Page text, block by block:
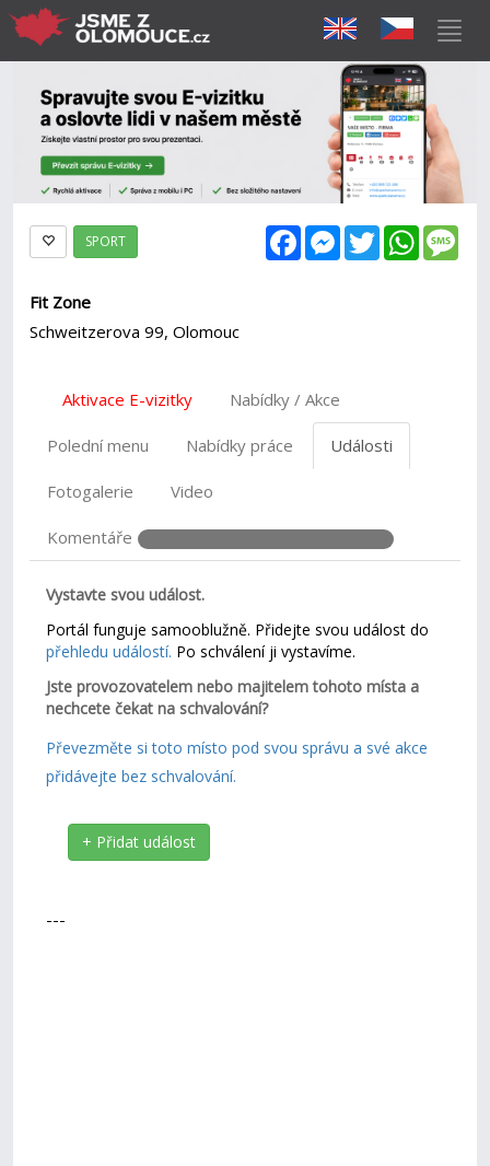
FacebookMessenger
Twitter
SPORT
Fit Zone
Schweitzerova 99, Olomouc
Aktivace E-vizitky Nabídky / Akce
Polední menu Nabídky práce Události
Fotogalerie Video
Komentáře
Vystavte svou událost.
Portál funguje samooblužně. Přidejte svou událost do
přehledu událostí. Po schválení ji vystavíme.
Jste provozovatelem nebo majitelem tohoto místa a
nechcete čekat na schvalování?
Převezměte si toto místo pod svou správu a své akce
přidávejte bez schvalování.
+ Přidat událost
---